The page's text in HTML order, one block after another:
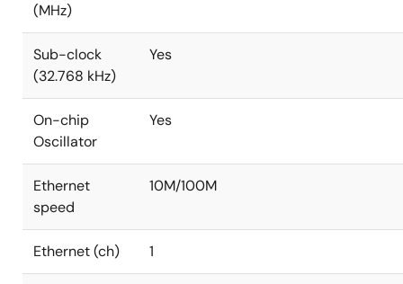
(MHz)
Sub-clock
(32.768 kHz)
Yes
On-chip
Oscillator
Yes
Ethernet
speed
10M/100M
Ethernet (ch) 1